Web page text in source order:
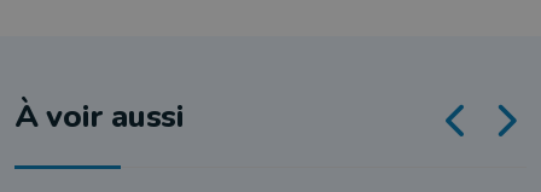
À voir aussi